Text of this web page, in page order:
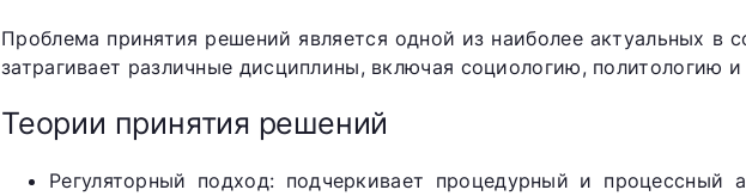
Проблема принятия решений является одной из наиболее актуальных в
затрагивает различные дисциплины, включая социологию, политологию
Теории принятия решений
Регуляторный подход: подчеркивает процедурный и процессный